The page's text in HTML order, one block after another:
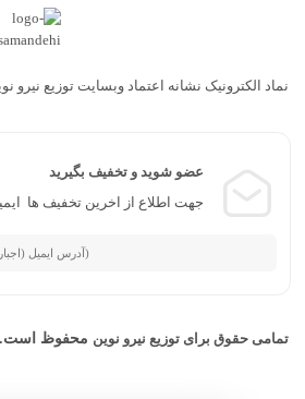
نماد الکترونیک نشانه اعتماد وبسایت توزیع نیرو
عضو شوید و تخفیف بگیرید
جهت اطلاع از اخرین تخفیف ها
تمامی حقوق برای توزیع نیرو نوین محفوظ است. 2026 ©